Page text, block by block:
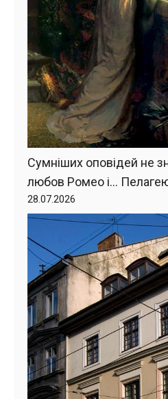
Сумніших оповідей не
любов Ромео і…
28.07.2026